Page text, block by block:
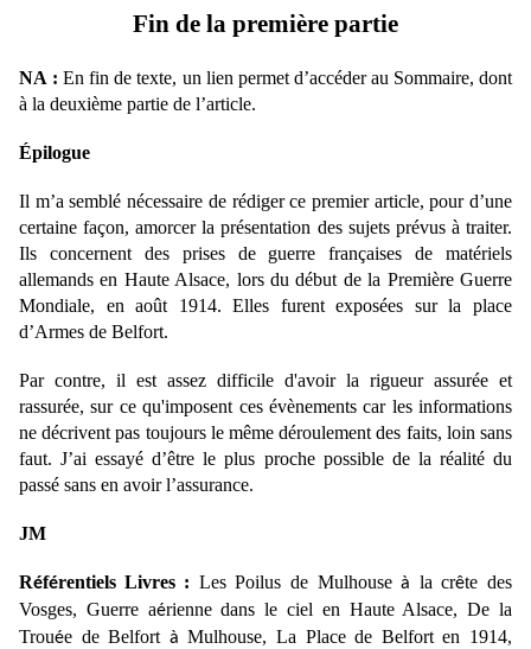
Fin de la première partie
NA :En fin de texte, un lien permet d’accéder au Sommaire, dont
à la deuxième partie de l’article.
Épilogue
Il m’a semblé nécessaire de rédiger ce premier article, pour d’une
certaine façon, amorcer la présentation des sujets prévus à traiter.
Ils concernent des prises de guerre françaises de matériels
allemands en Haute Alsace, lors du début de la Première Guerre
Mondiale, en août 1914. Elles furent exposées sur la place
d’Armes de Belfort.
Par contre, il est assez difficile d'avoir la rigueur assurée et
rassurée, sur ce qu'imposent ces évènements car les informations
ne décrivent pas toujours le même déroulement des faits, loin sans
faut. J’ai essayé d’être le plus proche possible de la réalité du
passé sans en avoir l’assurance.
JM
Référentiels Livres : Les Poilus de Mulhouseà la crête des
Vosges, Guerre aérienne dans le ciel en Haute Alsace, De la
Trouée de Belfort à Mulhouse, La Place de Belfort en 1914,